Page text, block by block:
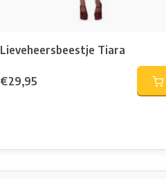
Lieveheersbeestje Tiara
€29,95